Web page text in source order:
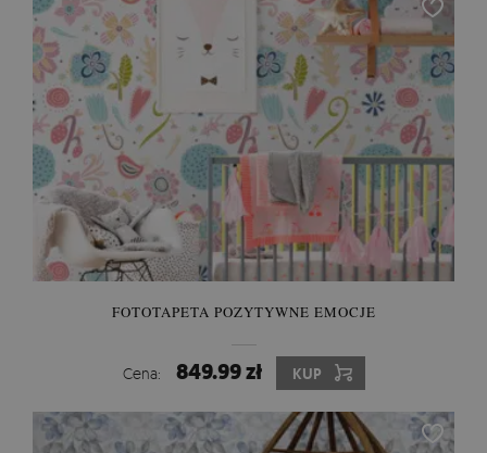
FOTOTAPETA POZYTYWNE EMOCJE
Cena: 849.99 zł KUP